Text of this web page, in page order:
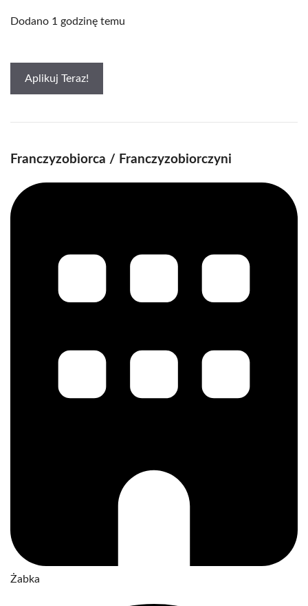
Dodano 1 godzinę temu
Aplikuj Teraz!
Franczyzobiorca / Franczyzobiorczyni
Żabka